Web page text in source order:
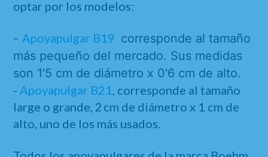
optar por los modelos:
-Apoyapulgar B19 corresponde al tamaño
más pequeño del mercado. Sus medidas
son 1'5 cm de diámetro x 0'6 cm de alto.
- Apoyapulgar B21, corresponde al tamaño
large o grande, 2 cm de diámetro x 1 cm de
alto, uno de los más usados.